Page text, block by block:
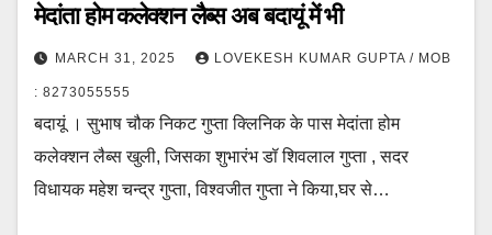
मेदांता होम कलेक्शन लैब्स अब बदायूं में भी
MARCH 31, 2025 LOVEKESH KUMAR GUPTA / MOB
: 8273055555
बदायूं । सुभाष चौक निकट गुप्ता क्लिनिक के पास मेदांता होम
कलेक्शन लैब्स खुली, जिसका शुभारंभ डॉ शिवलाल गुप्ता , सदर
विधायक महेश चन्द्र गुप्ता, विश्वजीत गुप्ता ने किया,घर से…